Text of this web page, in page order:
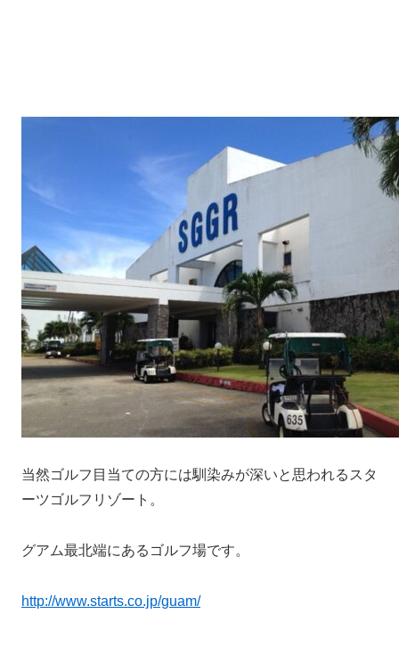
当然ゴルフ目当ての方には馴染みが深いと思われるスタ
ーツゴルフリゾート。
グアム最北端にあるゴルフ場です。
http://www.starts.co.jp/guam/